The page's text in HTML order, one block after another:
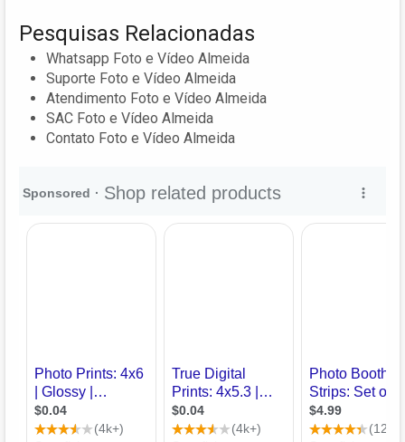
Pesquisas Relacionadas
Whatsapp Foto e Vídeo Almeida
Suporte Foto e Vídeo Almeida
Atendimento Foto e Vídeo Almeida
SAC Foto e Vídeo Almeida
Contato Foto e Vídeo Almeida